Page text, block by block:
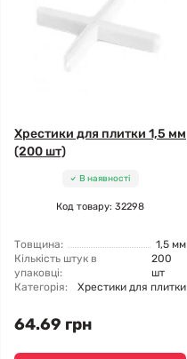
Хрестики для плитки 1,5 мм
(200 шт)
В наявності
Код товару: 32298
Товщина:
1,5 мм
Кількість штук в
упаковці:
200
шт
Категорія:
Хрестики для плитки
64.69 грн